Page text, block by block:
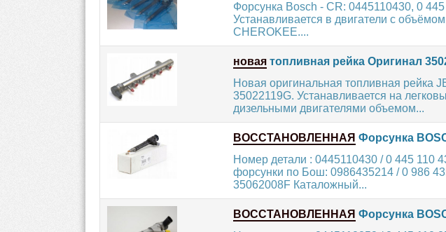
Форсунка Bosch - CR: 0445110430, 0
Устанавливается в двигатели с
CHEROKEE....
новая топливная рейка Оригинал
Новая оригинальная топливная рейка
35022119G. Устанавливается на
дизельными двигателями объемом...
ВОССТАНОВЛЕННАЯ Форсунка
Номер детали : 0445110430 / 0 445 110
форсунки по Бош: 0986435214 / 0 986
35062008F Каталожный...
ВОССТАНОВЛЕННАЯ Форсунка